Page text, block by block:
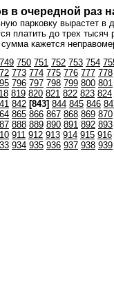
в очередной раз
парковку вырастет в
платить до трех тысяч
кажется
749 750 751 752 753 754
773 774 775 776 777 778
796 797 798 799 800 801
819 820 821 822 823 824
842 [843] 844 845 846
865 866 867 868 869 870
888 889 890 891 892 893
911 912 913 914 915 916
934 935 936 937 938 939